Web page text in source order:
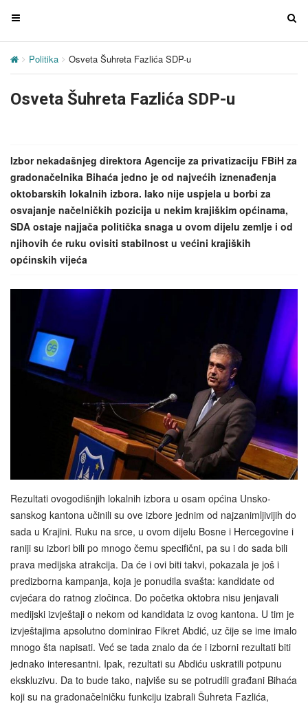
T
g
e
i
g
a
t
i
o
n
T
i
t
i
Politika Osveta Šuhreta Fazlića SDP-u
Osveta Šuhreta Fazlića SDP-u
Izbor nekadašnjeg direktora Agencije za privatizaciju FBiH za
gradonačelnika Bihaća jedno je od najvećih iznenađenja
oktobarskih lokalnih izbora. Iako nije uspjela u borbi za
osvajanje načelničkih pozicija u nekim krajiškim općinama,
SDA ostaje najjača politička snaga u ovom dijelu zemlje i od
njihovih će ruku ovisiti stabilnost u većini krajiških
općinskih vijeća
Rezultati ovogodišnjih lokalnih izbora u osam općina Unsko-
sanskog kantona učinili su ove izbore jednim od najzanimljivijih do
sada u Krajini. Ruku na srce, u ovom dijelu Bosne i Hercegovine i
raniji su izbori bili po mnogo čemu specifični, pa su i do sada bili
prava medijska atrakcija. Da će i ovi biti takvi, pokazala je još i
predizborna kampanja, koja je ponudila svašta: kandidate od
cvjećara do ratnog zločinca. Do početka oktobra nisu jenjavali
medijski izvještaji o nekom od kandidata iz ovog kantona. U tim je
izvještajima apsolutno dominirao Fikret Abdić, uz čije se ime imalo
mnogo šta napisati. Već se tada znalo da će i izborni rezultati biti
jednako interesantni. Ipak, rezultati su Abdiću uskratili potpunu
ekskluzivu. Da to bude tako, najviše su se potrudili građani Bihaća
koji su na gradonačelničku funkciju izabrali Šuhreta Fazlića,